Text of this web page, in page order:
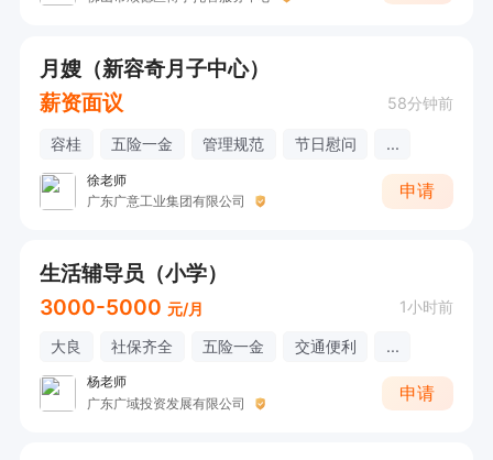
月嫂（新容奇月子中心）
薪资面议
58分钟前
容桂 五险一金 管理规范 节日慰问 ...
徐老师
广东广意工业集团有限公司
申请
生活辅导员（小学）
3000-5000 元/月 1小时前
大良 社保齐全 五险一金 交通便利 ...
杨老师
广东广域投资发展有限公司
申请